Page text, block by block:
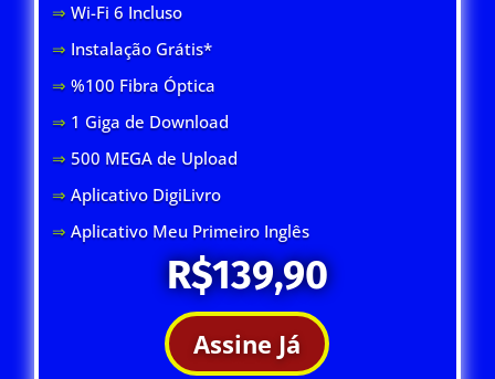
⇒ Wi-Fi 6 Incluso
⇒ Instalação Grátis*
⇒ %100 Fibra Óptica
⇒ 1 Giga de Download
⇒ 500 MEGA de Upload
⇒Aplicativo DigiLivro
⇒Aplicativo Meu Primeiro Inglês
R$139,90
Assine Já